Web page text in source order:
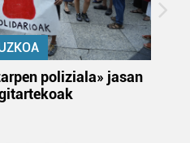
poliziala» jasan